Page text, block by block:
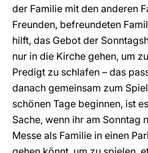
der Familie mit den anderen
Freunden, befreundeten
hilft, das Gebot der
nur in die Kirche gehen, um
Predigt zu schlafen – das
danach gemeinsam zum
schönen Tage beginnen, ist
Sache, wenn ihr am Sonntag
Messe als Familie in einen